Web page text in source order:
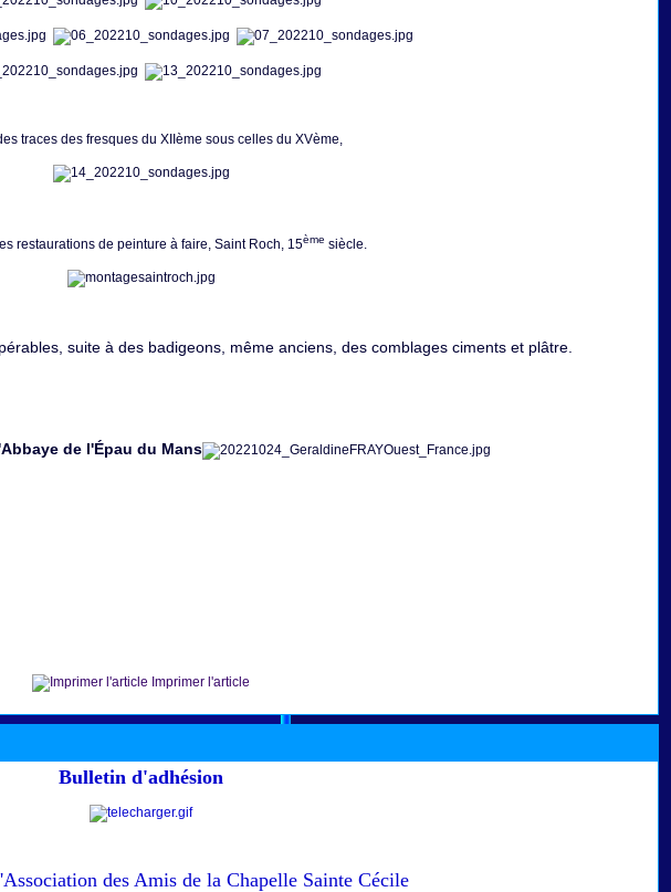
traces des fresques du XIIème sous celles du XVème,
restaurations de peinture à faire, Saint Roch, 15ème siècle.
suite à des badigeons, même anciens, des comblages ciments et plâtre.
de l'Épau du Mans
Imprimer l'article
Bulletin d'adhésion
des Amis de la Chapelle Sainte Cécile